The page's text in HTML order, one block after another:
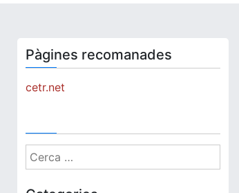
Pàgines recomanades
cetr.net
Cerca: